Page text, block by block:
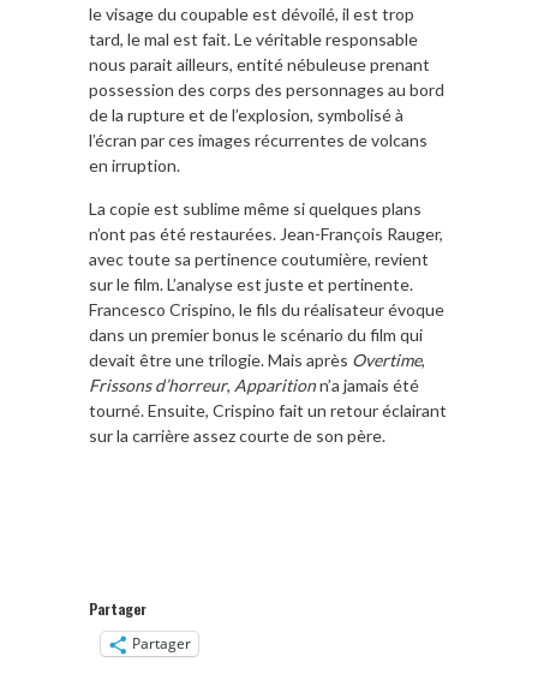
le visage du coupable est dévoilé, il est trop
tard, le mal est fait. Le véritable responsable
nous parait ailleurs, entité nébuleuse prenant
possession des corps des personnages au bord
de la rupture et de l’explosion, symbolisé à
l’écran par ces images récurrentes de volcans
en irruption.
La copie est sublime même si quelques plans
n’ont pas été restaurées. Jean-François Rauger,
avec toute sa pertinence coutumière, revient
sur le film. L’analyse est juste et pertinente.
Francesco Crispino, le fils du réalisateur évoque
dans un premier bonus le scénario du film qui
devait être une trilogie. Mais après Overtime,
Frissons d’horreur, Apparitionn’a jamais été
tourné. Ensuite, Crispino fait un retour éclairant
sur la carrière assez courte de son père.
Partager
Partager